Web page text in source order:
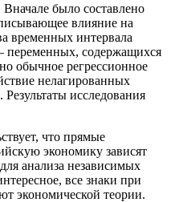
было составлено
влияние на
временных интервала
содержащихся
обычное регрессионное
нелагированных
исследования
что прямые
экономику зависят
анализа независимых
все знаки при
экономической теории.